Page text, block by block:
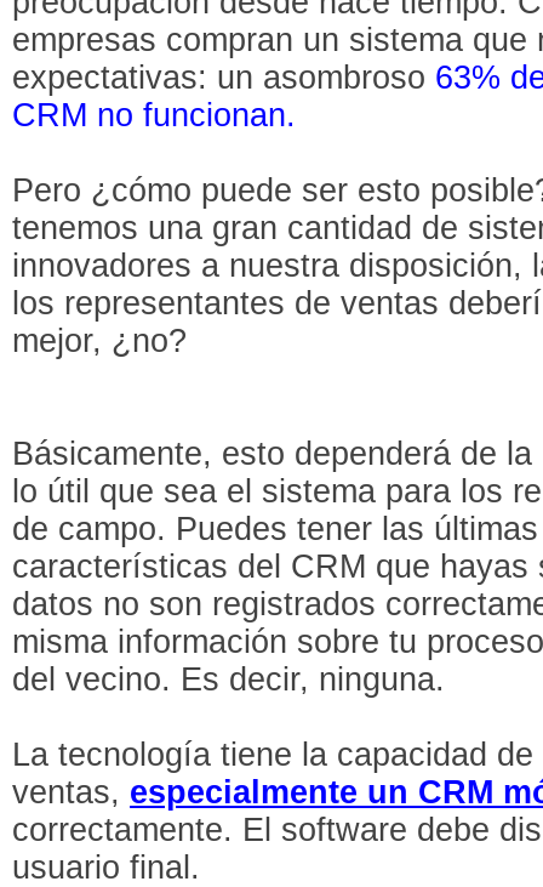
empresas compran un sistema que
expectativas: un asombroso 63%
CRM no funcionan.
Pero ¿cómo puede ser esto
tenemos una gran cantidad de
innovadores a nuestra disposición,
los representantes de ventas
mejor, ¿no?
Básicamente, esto dependerá de
lo útil que sea el sistema para los
de campo. Puedes tener las
características del CRM que
datos no son registrados
misma información sobre tu
del vecino. Es decir, ninguna.
La tecnología tiene la capacidad
ventas, especialmente un CRM
correctamente. El software debe
usuario final.